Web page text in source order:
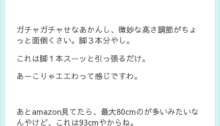
ガチャガチャせなあかんし、微妙な高さ調節がちょ
っと面倒くさい。脚３本分やし。
これは脚１本スーッと引っ張るだけ。
あーこりゃエエわって感じですわ。
あとamazon見てたら、最大80cmのが多いみたいな
んやけど、これは93cmやからね。